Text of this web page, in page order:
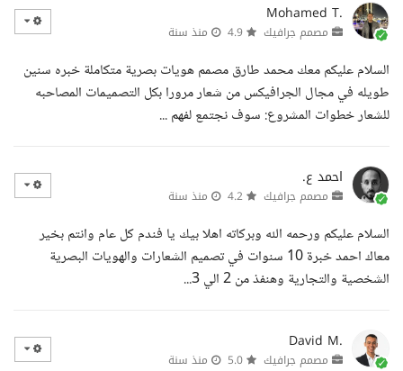
Mohamed T.
مصمم جرافيك منذ سنة
السلام عليكم معك محمد طارق مصمم هويات بصرية متكاملة خبره سنين
طويله في مجال الجرافيكس من شعار مرورا بكل التصميمات المصاحبه
للشعار خطوات المشروع: سوف نجتمع لفهم ...
احمد ع.
مصمم جرافيك منذ سنة
السلام عليكم ورحمه الله وبركاته اهلا بيك يا فندم كل عام وانتم بخير
معاك احمد خبرة 10 سنوات في تصميم الشعارات والهويات البصرية
الشخصية والتجارية وهنفذ من 2 الي 3...
David M.
مصمم جرافيك منذ سنة